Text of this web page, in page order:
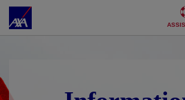
Accéder au Contenu Accéder au